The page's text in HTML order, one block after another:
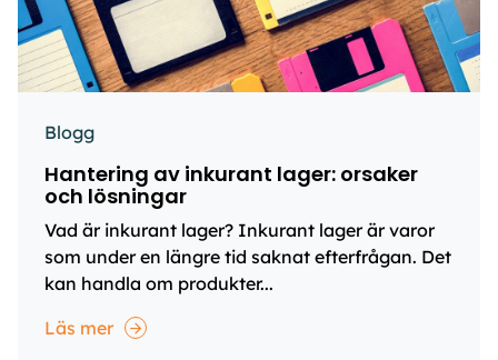
Blogg
Hantering av inkurant lager: orsaker
och lösningar
Vad är inkurant lager? Inkurant lager är varor
som under en längre tid saknat efterfrågan. Det
kan handla om produkter...
Läs mer